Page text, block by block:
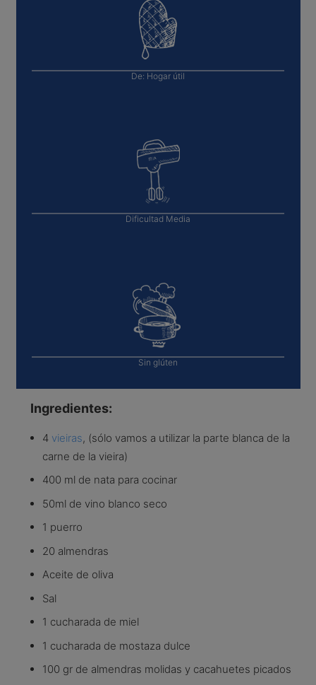
De: Hogar útil
Dificultad Media
Sin glúten
Ingredientes:
4 vieiras, (sólo vamos a utilizar la parte blanca de la
carne de la vieira)
400 ml de nata para cocinar
50ml de vino blanco seco
1 puerro
20 almendras
Aceite de oliva
Sal
1 cucharada de miel
1 cucharada de mostaza dulce
100 gr de almendras molidas y cacahuetes picados